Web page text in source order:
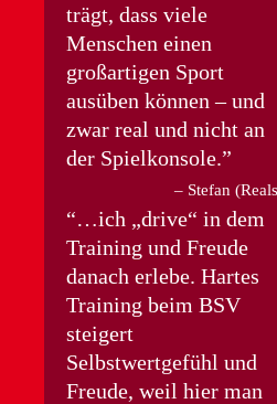
trägt, dass viele
Menschen einen
großartigen Sport
ausüben können – und
zwar real und nicht an
der Spielkonsole.
Stefan
…ich „drive“ in dem
Training und Freude
danach erlebe. Hartes
Training beim BSV
steigert
Selbstwertgefühl und
Freude, weil hier man